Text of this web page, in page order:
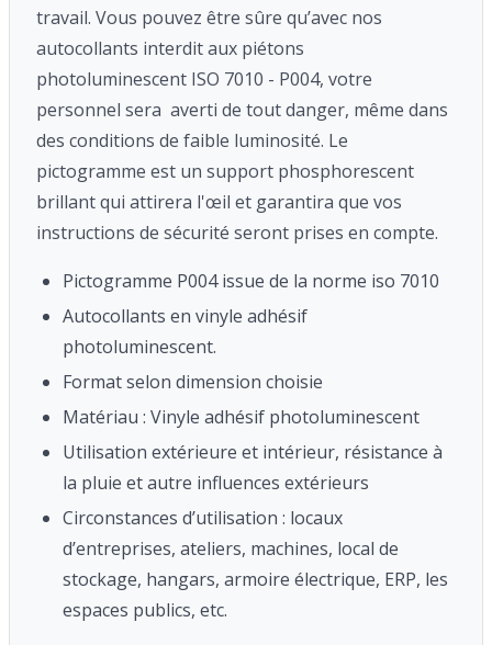
travail. Vous pouvez être sûre qu’avec nos
autocollants interdit aux piétons
photoluminescent ISO 7010 - P004, votre
personnel sera averti de tout danger, même dans
des conditions de faible luminosité. Le
pictogramme est un support phosphorescent
brillant qui attirera l'œil et garantira que vos
instructions de sécurité seront prises en compte.
Pictogramme P004 issue de la norme iso 7010
Autocollants en vinyle adhésif
photoluminescent.
Format selon dimension choisie
Matériau : Vinyle adhésif photoluminescent
Utilisation extérieure et intérieur, résistance à
la pluie et autre influences extérieurs
Circonstances d’utilisation : locaux
d’entreprises, ateliers, machines, local de
stockage, hangars, armoire électrique, ERP, les
espaces publics, etc.